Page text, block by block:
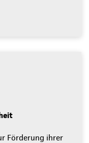
Förderung ihrer